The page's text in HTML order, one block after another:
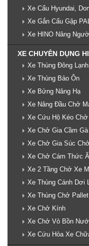
Xe Cẩu Hyundai,
Xe Gắn Cẩu Gập
Xe HINO Nâng
XE CHUYÊN DỤNG
Xe Thùng Đông Lạnh
Xe Thùng Bảo Ôn
Xe Bửng Nâng Hạ
Xe Nâng Đầu Chở
Xe Cứu Hộ Kéo
Xe Chở Gia Cầm
Xe Chở Gia Súc
Xe Chở Cám Thức
Xe 2 Tầng Chở Xe
Xe Thùng Cánh Dơi
Xe Thùng Chở
Xe Chở Kính
Xe Chở Vỏ Bồn
Xe Cứu Hỏa Xe